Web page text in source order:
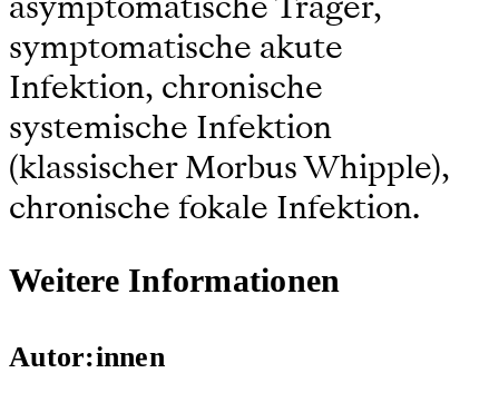
symptomatische akute
Infektion, chronische
systemische Infektion
(klassischer Morbus Whipple),
chronische fokale Infektion.
Weitere Informationen
Autor:innen